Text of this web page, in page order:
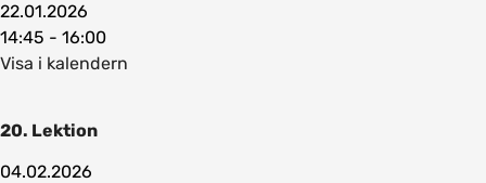
22.01.2026
14:45 - 16:00
Visa i kalendern
20. Lektion
04.02.2026